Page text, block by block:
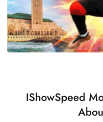
IShowSpeed